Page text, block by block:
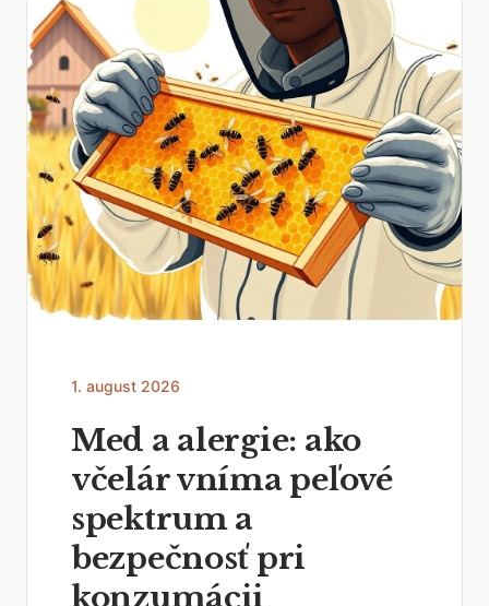
1. august 2026
Med a alergie: ako
včelár vníma peľové
spektrum a
bezpečnosť pri
konzumácii